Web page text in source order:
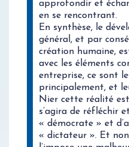
approfondir et
en se rencontrant.
En synthèse, le
général, et par
création humaine,
avec les éléments
entreprise, ce sont
principalement, et
Nier cette réalité
s’agira de réfléchir
« démocrate » et
« dictateur ». Et non